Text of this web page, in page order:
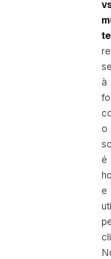
se
à
o
é
e